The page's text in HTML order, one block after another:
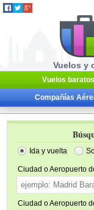
Vuelos y
Vuelos baratos
Compañías
Ida y vuelta
Ciudad o Aeropuerto
Ciudad o Aeropuerto